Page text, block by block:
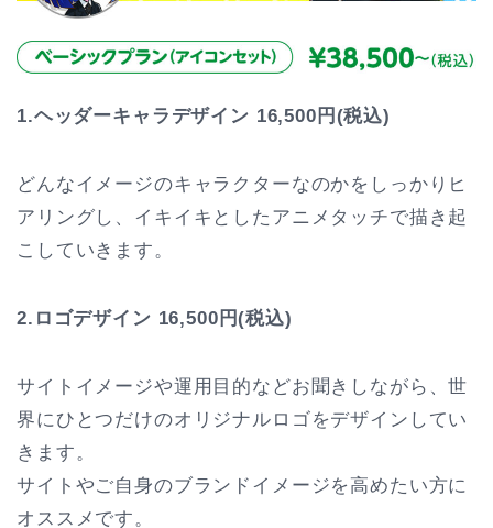
1.ヘッダーキャラデザイン 16,500円(税込)
どんなイメージのキャラクターなのかをしっかりヒ
アリングし、イキイキとしたアニメタッチで描き起
こしていきます。
2.ロゴデザイン 16,500円(税込)
サイトイメージや運用目的などお聞きしながら、世
界にひとつだけのオリジナルロゴをデザインしてい
きます。
サイトやご自身のブランドイメージを高めたい方に
オススメです。